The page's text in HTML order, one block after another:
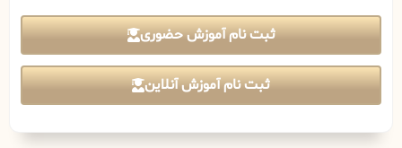
ثبت نام آموزش حضوری
ثبت نام آموزش آنلاین